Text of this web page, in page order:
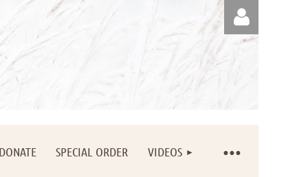
DONATE SPECIAL ORDER VIDEOS